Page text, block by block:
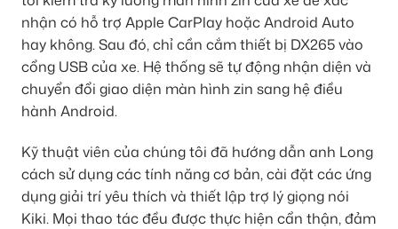
nhận có hỗ trợ Apple CarPlay hoặc Android Auto
hay không. Sau đó, chỉ cần cắm thiết bị DX265 vào
cổng USB của xe. Hệ thống sẽ tự động nhận diện và
chuyển đổi giao diện màn hình zin sang hệ điều
hành Android.
Kỹ thuật viên của chúng tôi đã hướng dẫn anh Long
cách sử dụng các tính năng cơ bản, cài đặt các ứng
dụng giải trí yêu thích và thiết lập trợ lý giọng nói
Kiki. Mọi thao tác đều được thực hiện cẩn thận, đảm